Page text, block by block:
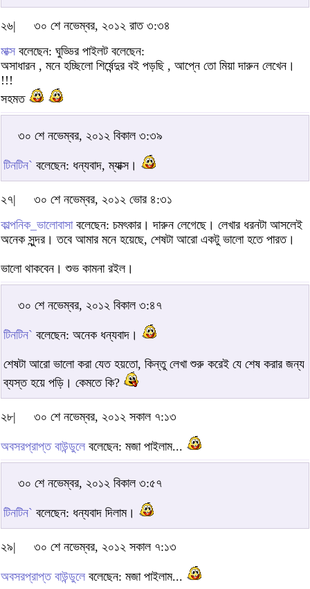
২৬|
৩০ শে নভেম্বর, ২০১২ রাত ৩:৩৪
মাক্স বলেছেন: ঘুড্ডির পাইলট বলেছেন:
অসাধারন , মনে হচ্ছিলো শির্ষেন্দুর বই পড়ছি , আপ্নে তো মিয়া দারুন লেখেন।
!!!
সহমত
৩০ শে নভেম্বর, ২০১২ বিকাল ৩:৩৯
টিনটিন` বলেছেন: ধন্যবাদ, ম্যাক্স।
২৭|
৩০ শে নভেম্বর, ২০১২ ভোর ৪:৩১
কাল্পনিক_ভালোবাসাবলেছেন: চমৎকার। দারুন লেগেছে। লেখার ধরনটা আসলেই
অনেক সুন্দর। তবে আমার মনে হয়েছে, শেষটা আরো একটু ভালো হতে পারত।
ভালো থাকবেন। শুভ কামনা রইল।
৩০ শে নভেম্বর, ২০১২ বিকাল ৩:৪৭
টিনটিন` বলেছেন: অনেক ধন্যবাদ।
শেষটা আরো ভালো করা যেত হয়তো, কিন্তু লেখা শুরু করেই যে শেষ করার জন্য
ব্যস্ত হয়ে পড়ি। কেমতে কি?
২৮| ৩০ শে নভেম্বর, ২০১২ সকাল ৭:১৩
অবসরপ্রাপ্ত বাউন্ডুলে বলেছেন: মজা পাইলাম...
৩০ শে নভেম্বর, ২০১২ বিকাল ৩:৫৭
টিনটিন` বলেছেন: ধন্যবাদ দিলাম।
২৯| ৩০ শে নভেম্বর, ২০১২ সকাল ৭:১৩
অবসরপ্রাপ্ত বাউন্ডুলে বলেছেন: মজা পাইলাম...